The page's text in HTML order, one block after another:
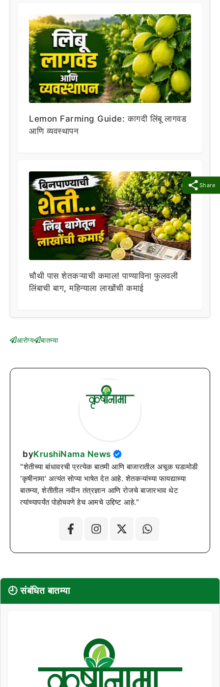
Share
Lemon Farming Guide: कागदी लिंबू लागवड
आणि व्यवस्थापन
चौथी पास शेतकऱ्याची कमाल! पाण्याविना फुलवली
लिंबाची बाग, महिन्याला लाखोंची कमाई
आरोग्य बातम्या
byKrushiNama News
"शेतीच्या बांधावरची प्रत्येक बातमी आणि बाजारातील अचूक घडामोडी
'कृषीनामा' अत्यंत सोप्या भाषेत देत आहे. शेतकऱ्यांच्या फायद्याच्या
बातम्या, शेतीतील नवीन तंत्रज्ञान आणि रोजचे बाजारभाव थेट
त्यांच्यापर्यंत पोहोचवणे हेच आमचे उद्दिष्ट आहे."
🕘 संबंधित बातम्या